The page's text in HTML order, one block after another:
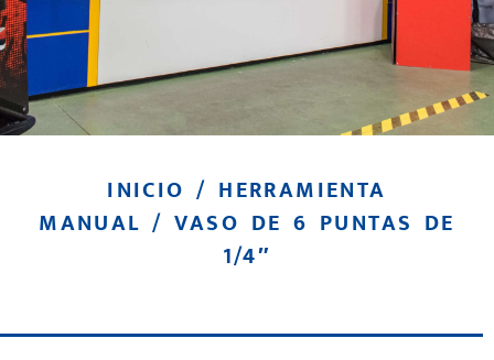
INICIO / HERRAMIENTA
MANUAL / VASO DE 6 PUNTAS DE
1/4″